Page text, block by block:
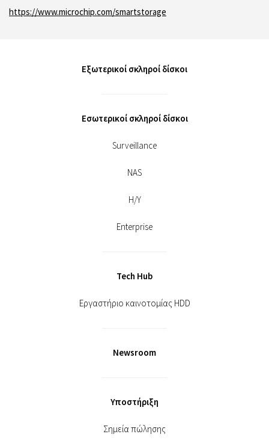
https://www.microchip.com/smartstorage
Εξωτερικοί σκληροί δίσκοι
Εσωτερικοί σκληροί δίσκοι
Surveillance
NAS
Η/Υ
Enterprise
Tech Hub
Εργαστήριο καινοτομίας HDD
Newsroom
Υποστήριξη
Σημεία πώλησης